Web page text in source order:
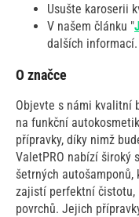
Usušte karoserii
V našem článku "
dalších informací.
O značce
Objevte s námi kvalitní
na funkční
přípravky, díky nimž
ValetPRO nabízí široký
šetrných
zajistí perfektní čistotu,
povrchů. Jejich